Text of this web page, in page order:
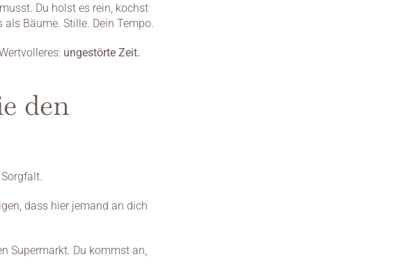
Du holst es rein, kochst
Bäume. Stille. Dein Tempo.
ungestörte Zeit.
den
dass hier jemand an dich
Supermarkt. Du kommst an,